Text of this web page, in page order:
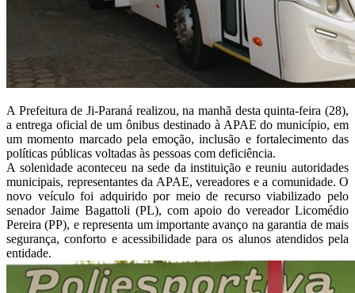
A Prefeitura de Ji-Paraná realizou, na manhã desta quinta-feira (28),
a entrega oficial de um ônibus destinado à APAE do município, em
um momento marcado pela emoção, inclusão e fortalecimento das
políticas públicas voltadas às pessoas com deficiência.
A solenidade aconteceu na sede da instituição e reuniu autoridades
municipais, representantes da APAE, vereadores e a comunidade. O
novo veículo foi adquirido por meio de recurso viabilizado pelo
senador Jaime Bagattoli (PL), com apoio do vereador Licomédio
Pereira (PP), e representa um importante avanço na garantia de mais
segurança, conforto e acessibilidade para os alunos atendidos pela
entidade.